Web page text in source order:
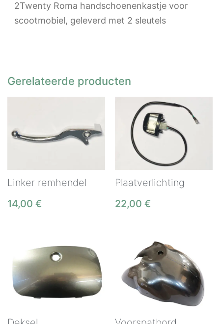
2Twenty Roma handschoenenkastje voor
scootmobiel, geleverd met 2 sleutels
Gerelateerde producten
Linker remhendel
14,00 €
Plaatverlichting
22,00 €